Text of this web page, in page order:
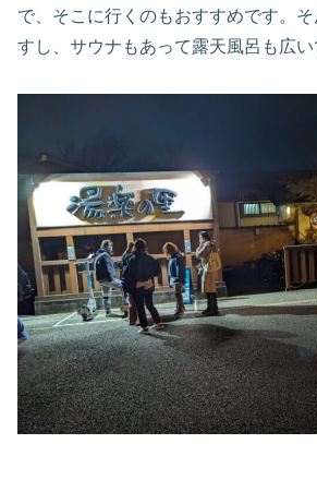
で、そこに行くのもおすすめです。
すし、サウナもあって露天風呂も広い